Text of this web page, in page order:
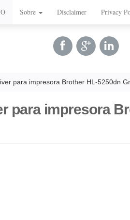
Sobre Disclaimer Privacy
para impresora Brother HL-5250dn
para impresora